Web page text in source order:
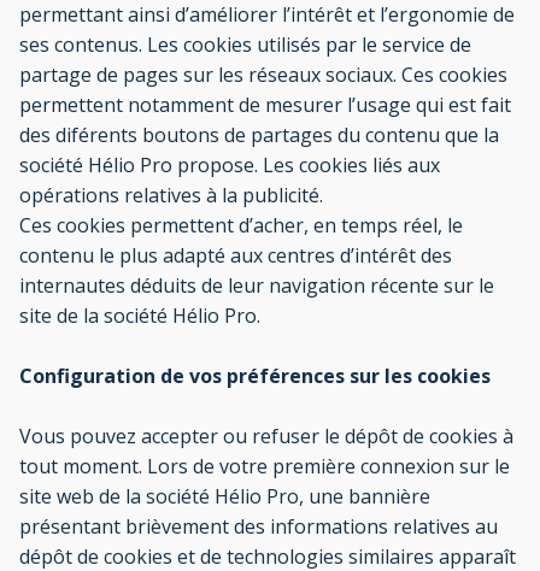
permettant ainsi d’améliorer l’intérêt et l’ergonomie de
ses contenus. Les cookies utilisés par le service de
partage de pages sur les réseaux sociaux. Ces cookies
permettent notamment de mesurer l’usage qui est fait
des diférents boutons de partages du contenu que la
société Hélio Pro propose. Les cookies liés aux
opérations relatives à la publicité.
Ces cookies permettent d’acher, en temps réel, le
contenu le plus adapté aux centres d’intérêt des
internautes déduits de leur navigation récente sur le
site de la société Hélio Pro.
Configuration de vos préférences sur les cookies
Vous pouvez accepter ou refuser le dépôt de cookies à
tout moment. Lors de votre première connexion sur le
site web de la société Hélio Pro, une bannière
présentant brièvement des informations relatives au
dépôt de cookies et de technologies similaires apparaît